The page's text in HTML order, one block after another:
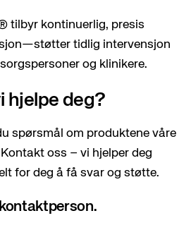
tilbyr kontinuerlig, presis
tidlig intervensjon
og klinikere.
hjelpe deg?
spørsmål om produktene våre
oss – vi hjelper deg
for deg å få svar og støtte.